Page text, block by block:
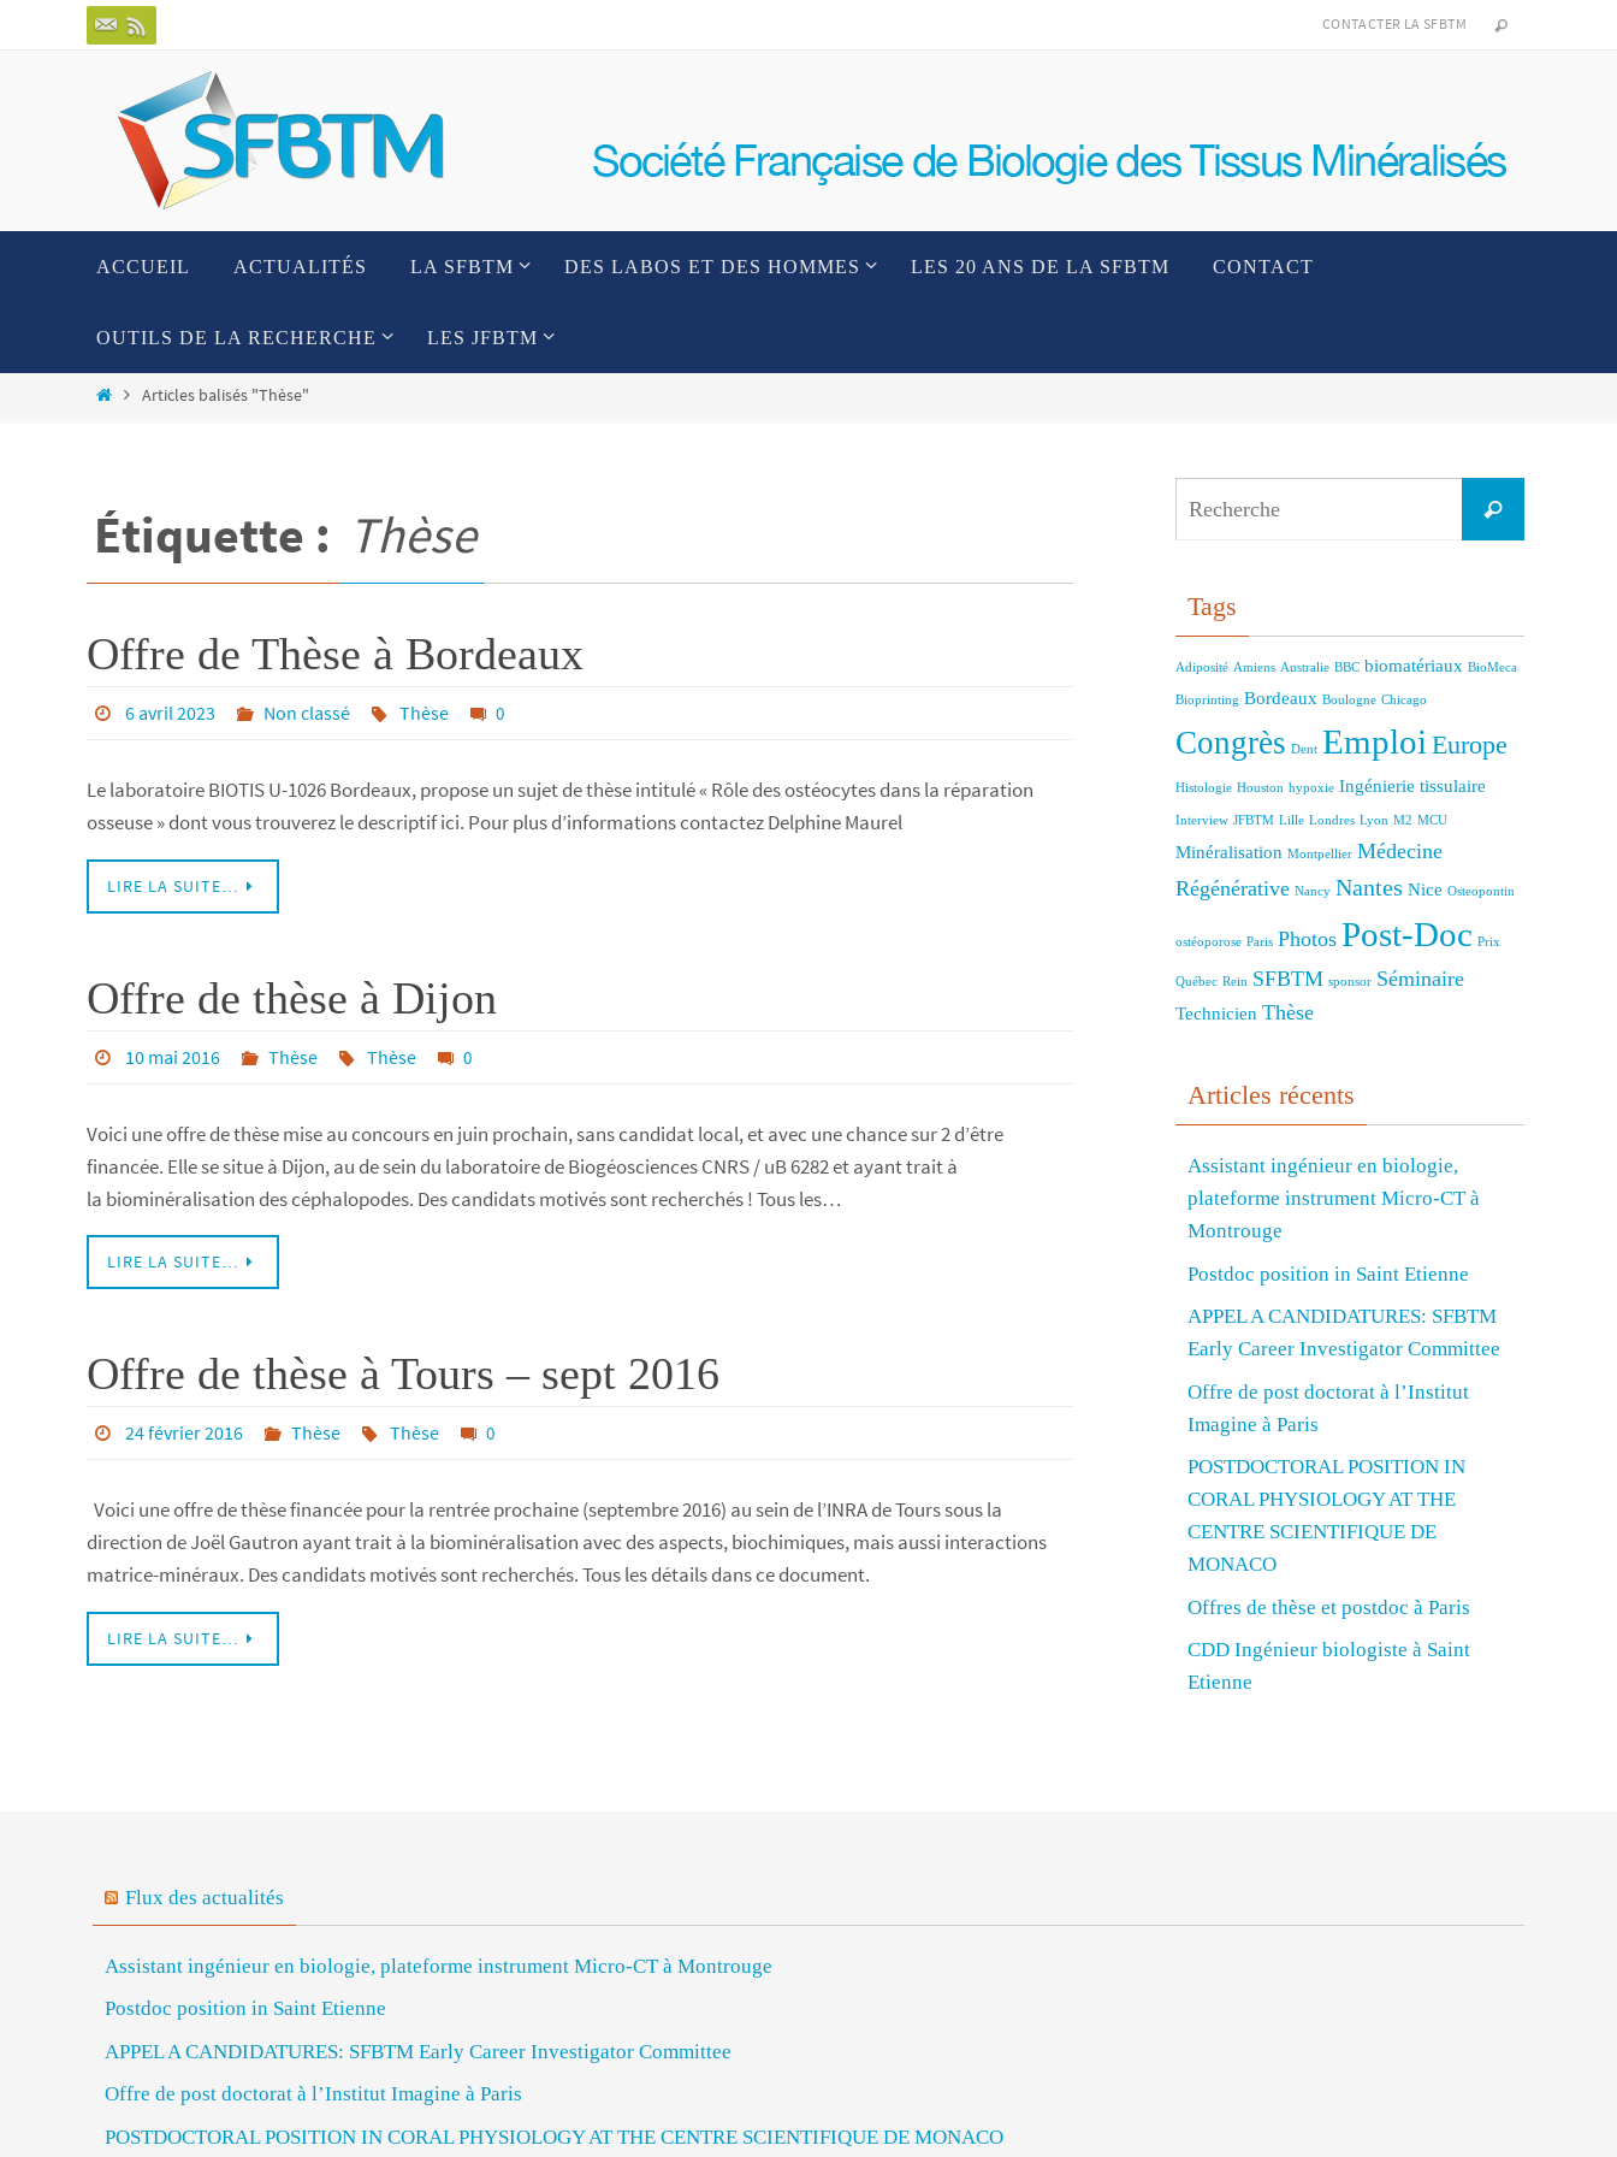
CONTACTER LA SFBTM
ACCUEIL ACTUALITÉS LA SFBTM DES LABOS ET DES HOMMES LES 20 ANS DE LA SFBTM CONTACT
OUTILS DE LA RECHERCHE LES JFBTM
HomeArticles balisés "Thèse"
Étiquette : Thèse
Offre de Thèse à Bordeaux
6 avril 2023 Non classé Thèse 0
Le laboratoire BIOTIS U-1026 Bordeaux, propose un sujet de thèse intitulé « Rôle des ostéocytes dans la réparation
osseuse » dont vous trouverez le descriptif ici. Pour plus d’informations contactez Delphine Maurel
LIRE LA SUITE…
Offre de thèse à Dijon
10 mai 2016 Thèse Thèse 0
Voici une offre de thèse mise au concours en juin prochain, sans candidat local, et avec une chance sur 2 d’être
financée. Elle se situe à Dijon, au de sein du laboratoire de Biogéosciences CNRS / uB 6282 et ayant trait à
la biominéralisation des céphalopodes. Des candidats motivés sont recherchés ! Tous les…
LIRE LA SUITE…
Offre de thèse à Tours – sept 2016
24 février 2016 Thèse Thèse 0
Voici une offre de thèse financée pour la rentrée prochaine (septembre 2016) au sein de l’INRA de Tours sous la
direction de Joël Gautron ayant trait à la biominéralisation avec des aspects, biochimiques, mais aussi interactions
matrice-minéraux. Des candidats motivés sont recherchés. Tous les détails dans ce document.
LIRE LA SUITE…
Recherche
Tags
Adiposité Amiens Australie BBC biomatériaux BioMeca
Bioprinting Bordeaux Boulogne Chicago
Congrès Dent Emploi Europe
Histologie Houston hypoxie Ingénierie tissulaire
Interview JFBTM Lille Londres Lyon M2 MCU
Minéralisation Montpellier Médecine
Régénérative Nancy Nantes Nice Osteopontin
ostéoporose Paris Photos Post-Doc Prix
Québec Rein SFBTM sponsor Séminaire
Technicien Thèse
Articles récents
Assistant ingénieur en biologie,
plateforme instrument Micro-CT à
Montrouge
Postdoc position in Saint Etienne
APPEL A CANDIDATURES: SFBTM
Early Career Investigator Committee
Offre de post doctorat à l’Institut
Imagine à Paris
POSTDOCTORAL POSITION IN
CORAL PHYSIOLOGY AT THE
CENTRE SCIENTIFIQUE DE
MONACO
Offres de thèse et postdoc à Paris
CDD Ingénieur biologiste à Saint
Etienne
Flux des actualités
Assistant ingénieur en biologie, plateforme instrument Micro-CT à Montrouge
Postdoc position in Saint Etienne
APPEL A CANDIDATURES: SFBTM Early Career Investigator Committee
Offre de post doctorat à l’Institut Imagine à Paris
POSTDOCTORAL POSITION IN CORAL PHYSIOLOGY AT THE CENTRE SCIENTIFIQUE DE MONACO